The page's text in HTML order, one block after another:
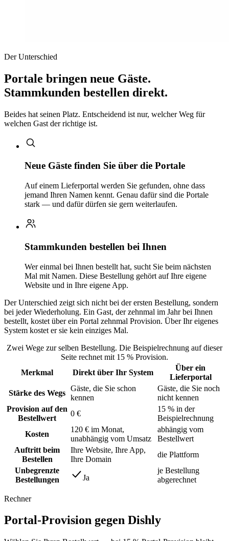
Der Unterschied
Portale bringen neue Gäste.
Stammkunden bestellen direkt.
Beides hat seinen Platz. Entscheidend ist nur, welcher Weg für
welchen Gast der richtige ist.
Neue Gäste finden Sie über die Portale
Auf einem Lieferportal werden Sie gefunden, ohne dass
jemand Ihren Namen kennt. Genau dafür sind die Portale
stark — und dafür dürfen sie gern weiterlaufen.
Stammkunden bestellen bei Ihnen
Wer einmal bei Ihnen bestellt hat, sucht Sie beim nächsten
Mal mit Namen. Diese Bestellung gehört auf Ihre eigene
Website und in Ihre eigene App.
Der Unterschied zeigt sich nicht bei der ersten Bestellung, sondern
bei jeder Wiederholung. Ein Gast, der zehnmal im Jahr bei Ihnen
bestellt, kostet über ein Portal zehnmal Provision. Über Ihr eigenes
System kostet er sie kein einziges Mal.
Zwei Wege zur selben Bestellung. Die Beispielrechnung auf dieser
Seite rechnet mit 15 % Provision.
Merkmal
Direkt über Ihr System
Über ein
Lieferportal
Stärke des Wegs
Gäste, die Sie schon
kennen
Gäste, die Sie noch
nicht kennen
Provision auf den
Bestellwert
0 €
15 % in der
Beispielrechnung
Kosten
120 € im Monat,
unabhängig vom Umsatz
abhängig vom
Bestellwert
Auftritt beim
Bestellen
Ihre Website, Ihre App,
Ihre Domain
die Plattform
Unbegrenzte
Bestellungen
Ja
je Bestellung
abgerechnet
Rechner
Portal-Provision gegen Dishly